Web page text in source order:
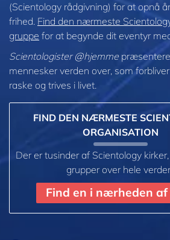
(Scientology rådgivning) for at opnå
frihed. Find den nærmeste
gruppe for at begynde dit eventyr
Scientologister @hjemme
mennesker verden over, som
raske og trives i livet.
FIND DEN NÆRMESTE
ORGANISATION
Der er tusinder af Scientology
grupper over hele
Find en i nærheden af